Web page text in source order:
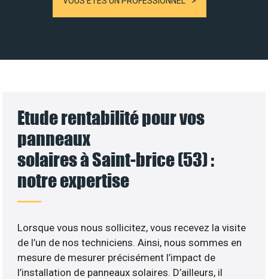
Etude rentabilité pour vos
panneaux
solaires à Saint-brice (53) :
notre expertise
Lorsque vous nous sollicitez, vous recevez la visite
de l’un de nos techniciens. Ainsi, nous sommes en
mesure de mesurer précisément l’impact de
l’installation de panneaux solaires. D’ailleurs, il